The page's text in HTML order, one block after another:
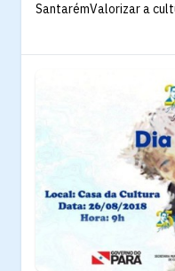
SantarémValorizar a